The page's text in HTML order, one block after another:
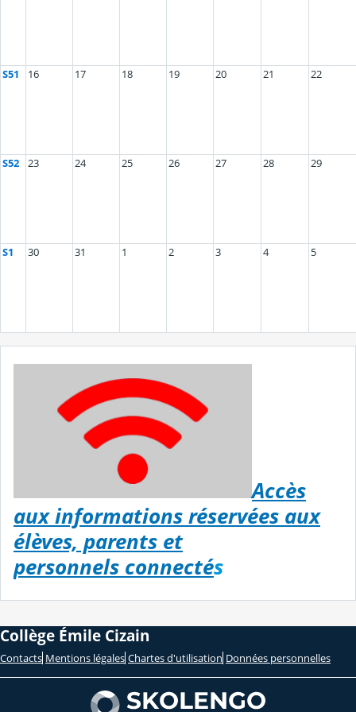
S51 16 17 18 19 20 21 22
S52 23 24 25 26 27 28 29
S1 30 31 1 2 3 4 5
Accès
aux informations réservées aux
élèves, parents et
personnels connectés
Collège Émile Cizain
Contacts Mentions légales Chartes d'utilisation Données personnelles